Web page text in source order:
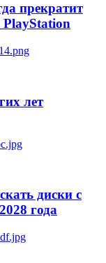
прекратит
PlayStation
лет
диски с
года